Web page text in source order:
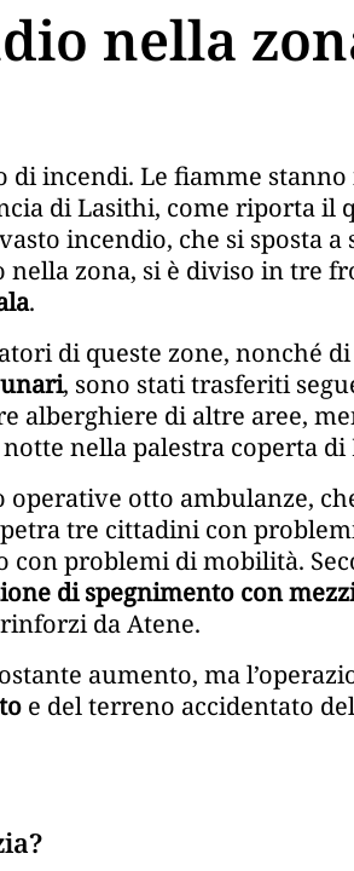
nella
di incendi. Le fiamme
di Lasithi, come riporta il
incendio, che si sposta
zona, si è diviso in tre
.
di queste zone, nonché di
, sono stati trasferiti
alberghiere di altre aree,
nella palestra coperta di
operative otto ambulanze,
tre cittadini con
problemi di mobilità.
di spegnimento con
da Atene.
aumento, ma
e del terreno accidentato